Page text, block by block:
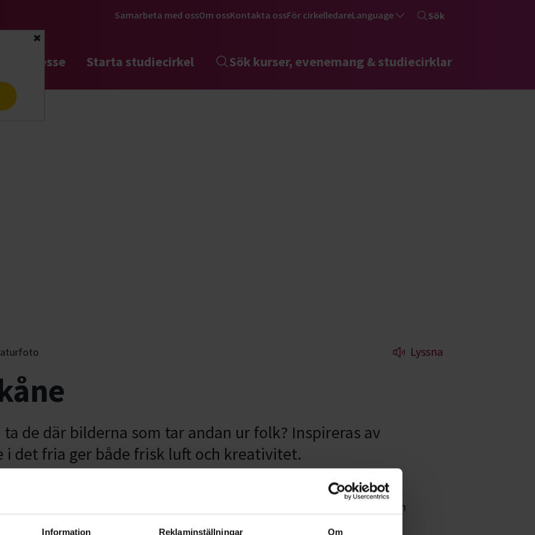
Information Reklaminställningar Om
Stäng
Samarbeta med ossOm ossKontakta ossFör cirkelledareLanguage Sök
intresse Starta studiecirkel Sök kurser, evenemang & studiecirklar
Lyssna
de där bilderna som tar andan ur folk? Inspireras av
det fria ger både frisk luft och kreativitet.
möjligheter att experimentera och
Se våra kurser, evenemang och
studiecirklar inom